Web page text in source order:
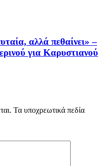
αλλά πεθαίνει» –
για Καρυστιανού
Τα υποχρεωτικά πεδία